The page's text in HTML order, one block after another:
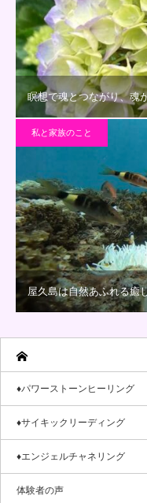
瞑想で魂とつながり、魂
私と家族のこと
屋久島は自然あふれる癒
♦パワーストーンヒーリング
♦サイキックリーディング
♦エンジェルチャネリング
体験者の声